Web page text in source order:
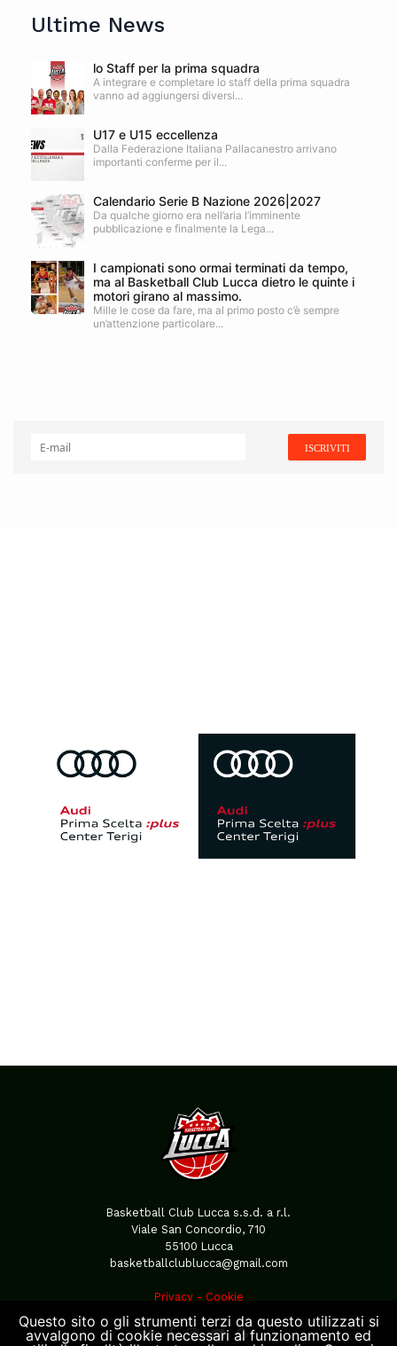
Ultime News
lo Staff per la prima squadra
A integrare e completare lo staff della prima squadra
vanno ad aggiungersi diversi...
U17 e U15 eccellenza
Dalla Federazione Italiana Pallacanestro arrivano
importanti conferme per il...
Calendario Serie B Nazione 2026|2027
Da qualche giorno era nell’aria l’imminente
pubblicazione e finalmente la Lega...
I campionati sono ormai terminati da tempo,
ma al Basketball Club Lucca dietro le quinte i
motori girano al massimo.
Mille le cose da fare, ma al primo posto c’è sempre
un’attenzione particolare...
Basketball Club Lucca s.s.d. a r.l.
Viale San Concordio, 710
55100 Lucca
basketballclublucca@gmail.com
Privacy- Cookie
Questo sito o gli strumenti terzi da questo utilizzati si
avvalgono di cookie necessari al funzionamento ed